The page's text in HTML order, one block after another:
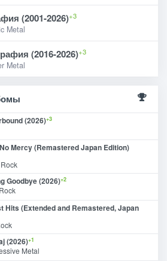
(2001-2026)+3
Metal
(2016-2026)+3
Metal
(2026)+3
Mercy (Remastered Japan Edition)
Goodbye (2026)+2
Hits (Extended and Remastered, Japan
(2026)+1
Metal